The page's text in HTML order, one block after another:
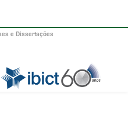
e Dissertações